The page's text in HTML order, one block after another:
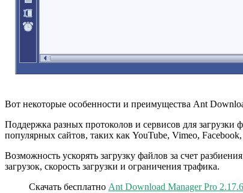
Вот некоторые особенности и преимущества Ant
Поддержка разных протоколов и сервисов для
популярных сайтов, таких как YouTube, Vimeo,
Возможность ускорять загрузку файлов за счет
загрузок, скорость загрузки и ограничения трафика.
Скачать бесплатно Ant Download Manager Pro